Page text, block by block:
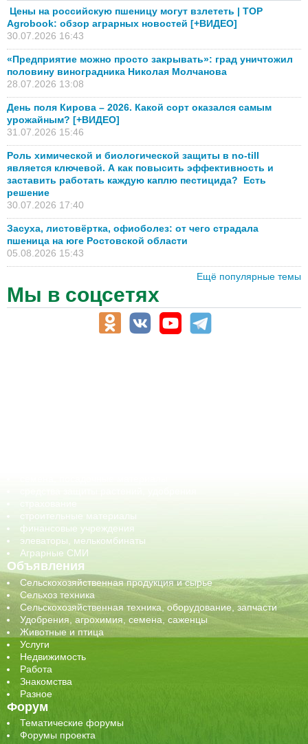
Цены на российскую пшеницу могут взлететь | TOP
Agrobook: обзор аграрных новостей [+ВИДЕО]
30.07.2026 16:43
«Предприятие можно просто закрывать»: град уничтожил
половину виноградника Николая Молчанова
28.07.2026 13:08
День поля Кирова – 2026. Какой сорт оказался самым
урожайным? [+ВИДЕО]
31.07.2026 15:46
Роль химической и биологической защиты в no-till
является ключевой. А как повысить эффективность и
заставить работать каждую каплю пестицида? Есть
решение
30.07.2026 17:40
Засуха, листовёртка, офиоболез: от чего страдала
пшеница на юге Ростовской области
05.08.2026 15:43
Ещё популярные темы
Мы в соцсетях
строительные материалы
финансовые учреждения
элеваторы, мелькомбинаты
Аграрные СМИ
Объявления
Сельскохозяйственная продукция и сырье
Сельхоз техника
Сельскохозяйственная техника, оборудование, запчасти
Удобрения, агрохимия, семена, саженцы
Животные и птица
Услуги
Недвижимость
Работа
Знакомства
Разное
Форум
Тематические форумы
Форумы проекта